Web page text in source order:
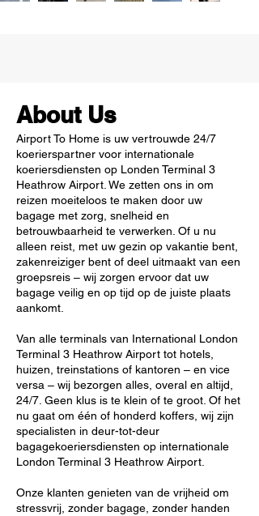
About Us
Airport To Home is uw vertrouwde 24/7
koerierspartner voor internationale
koeriersdiensten op Londen Terminal 3
Heathrow Airport. We zetten ons in om
reizen moeiteloos te maken door uw
bagage met zorg, snelheid en
betrouwbaarheid te verwerken. Of u nu
alleen reist, met uw gezin op vakantie bent,
zakenreiziger bent of deel uitmaakt van een
groepsreis – wij zorgen ervoor dat uw
bagage veilig en op tijd op de juiste plaats
aankomt.
Van alle terminals van International London
Terminal 3 Heathrow Airport tot hotels,
huizen, treinstations of kantoren – en vice
versa – wij bezorgen alles, overal en altijd,
24/7. Geen klus is te klein of te groot. Of het
nu gaat om één of honderd koffers, wij zijn
specialisten in deur-tot-deur
bagagekoeriersdiensten op internationale
London Terminal 3 Heathrow Airport.
Onze klanten genieten van de vrijheid om
stressvrij, zonder bagage, zonder handen